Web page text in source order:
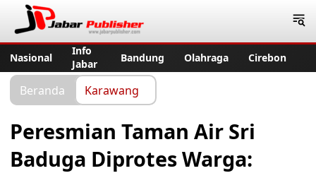
Nasional
Info
Jabar
Bandung Olahraga Cirebon
Beranda Karawang
Peresmian Taman Air Sri
Baduga Diprotes Warga: